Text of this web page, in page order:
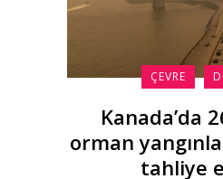
ÇEVRE
Kanada’da
orman
tahliye